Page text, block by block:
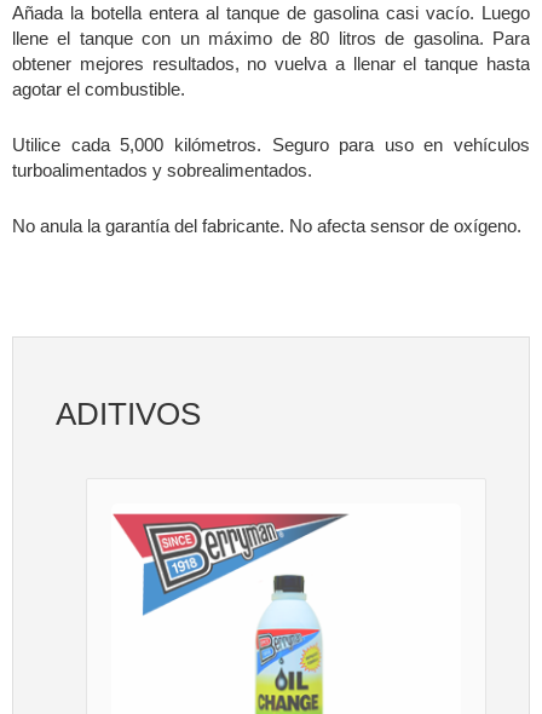
Añada la botella entera al tanque de gasolina casi vacío. Luego
llene el tanque con un máximo de 80 litros de gasolina. Para
obtener mejores resultados, no vuelva a llenar el tanque hasta
agotar el combustible.
Utilice cada 5,000 kilómetros. Seguro para uso en vehículos
turboalimentados y sobrealimentados.
No anula la garantía del fabricante. No afecta sensor de oxígeno.
ADITIVOS